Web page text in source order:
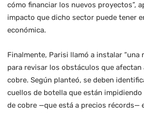
cómo financiar los nuevos proyectos”,
impacto que dicho sector puede tener
económica.
Finalmente, Parisi llamó a instalar “una
para revisar los obstáculos que
cobre. Según planteó, se deben
cuellos de botella que están
de cobre —que está a precios récords—